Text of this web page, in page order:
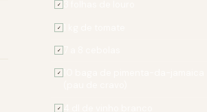
✓
✓
✓
✓
✓